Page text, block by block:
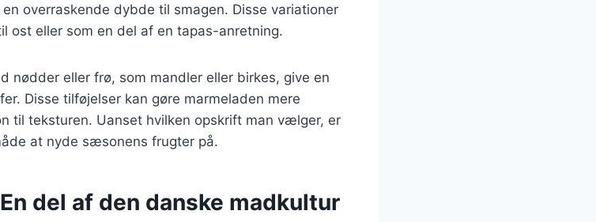
overraskende dybde til smagen. Disse variationer
ost eller som en del af en tapas-anretning.
nødder eller frø, som mandler eller birkes, give en
Disse tilføjelser kan gøre marmeladen mere
til teksturen. Uanset hvilken opskrift man vælger, er
at nyde sæsonens frugter på.
del af den danske madkultur